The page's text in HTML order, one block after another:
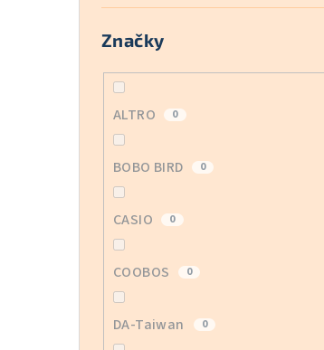
Značky
ALTRO 0
BOBO BIRD 0
CASIO 0
COOBOS 0
DA-Taiwan 0